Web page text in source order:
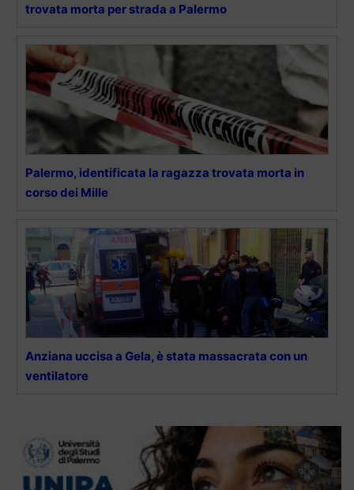
trovata morta per strada a Palermo
Palermo, identificata la ragazza trovata morta in
corso dei Mille
Anziana uccisa a Gela, è stata massacrata con un
ventilatore